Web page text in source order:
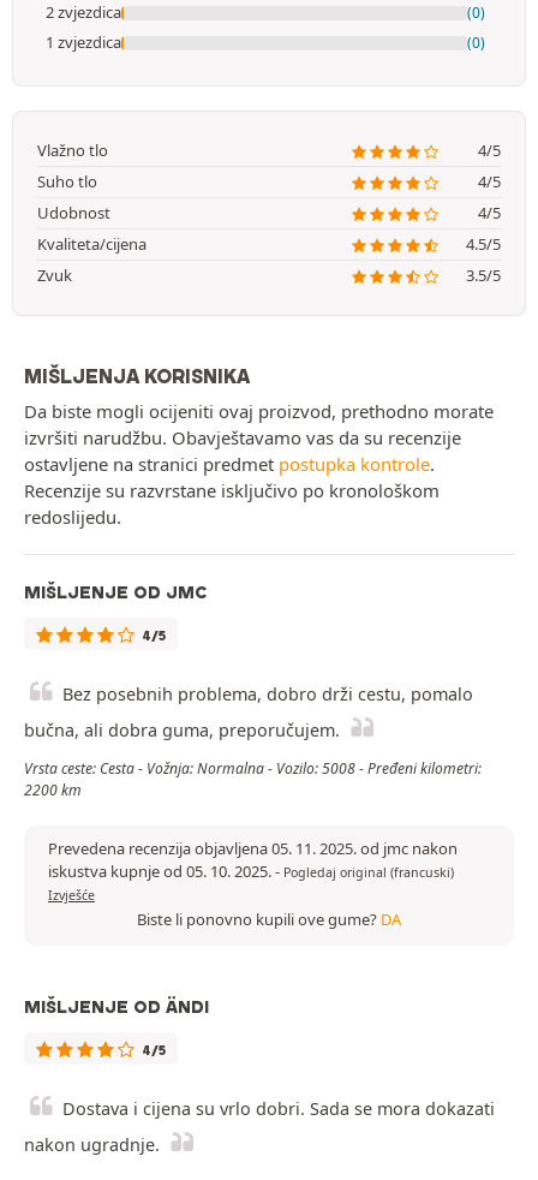
2 zvjezdica (0)
1 zvjezdica (0)
Vlažno tlo
4/5
Suho tlo
4/5
Udobnost
4/5
Kvaliteta/cijena
4.5/5
Zvuk
3.5/5
MIŠLJENJA KORISNIKA
Da biste mogli ocijeniti ovaj proizvod, prethodno morate
izvršiti narudžbu. Obavještavamo vas da su recenzije
ostavljene na stranici predmet postupka kontrole.
Recenzije su razvrstane isključivo po kronološkom
redoslijedu.
MIŠLJENJE OD JMC
4/5
Bez posebnih problema, dobro drži cestu, pomalo
bučna, ali dobra guma, preporučujem.
Vrsta ceste: Cesta - Vožnja: Normalna - Vozilo: 5008 - Pređeni kilometri:
2200 km
Prevedena recenzija objavljena 05. 11. 2025. od jmc nakon
iskustva kupnje od 05. 10. 2025.- Pogledaj original (francuski)
Izvješće
Biste li ponovno kupili ove gume? DA
MIŠLJENJE OD ÄNDI
4/5
Dostava i cijena su vrlo dobri. Sada se mora dokazati
nakon ugradnje.